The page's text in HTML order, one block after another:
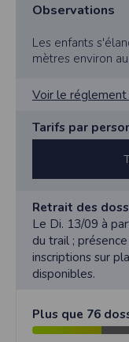
Observations
Les enfants
mètres environ
Voir le réglement
Tarifs par
Retrait des
Le Di. 13/09 à
du trail ;
inscriptions sur
disponibles.
Plus que 76